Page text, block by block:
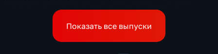
которых командиры
бросили в окружении
Показать все выпуски